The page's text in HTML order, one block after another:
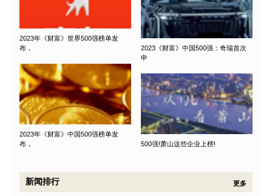
2023年《财富》世界500强榜单发
布，
2023《财富》中国500强：奇瑞首次
申
2023年《财富》中国500强榜单发
布，
500强!萧山这些企业上榜!
新闻排行 更多